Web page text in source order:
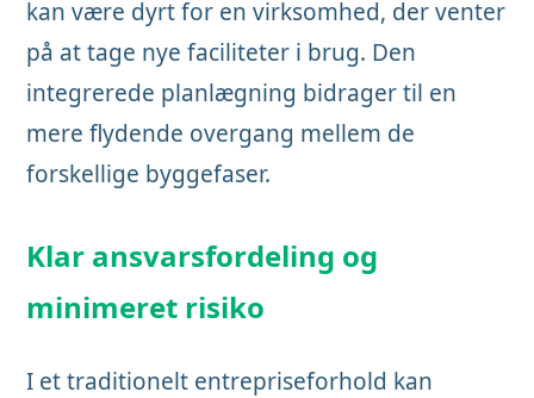
kan være dyrt for en virksomhed, der venter
på at tage nye faciliteter i brug. Den
integrerede planlægning bidrager til en
mere flydende overgang mellem de
forskellige byggefaser.
Klar ansvarsfordeling og
minimeret risiko
I et traditionelt entrepriseforhold kan